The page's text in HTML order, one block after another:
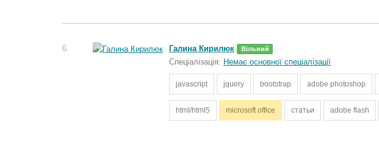
6. Галина Кирилюк Вільний
Спеціалізація: Немає основної спеціалізації
javascript jquery bootstrap adobe photoshop
html/html5 microsoft office статьи adobe flash